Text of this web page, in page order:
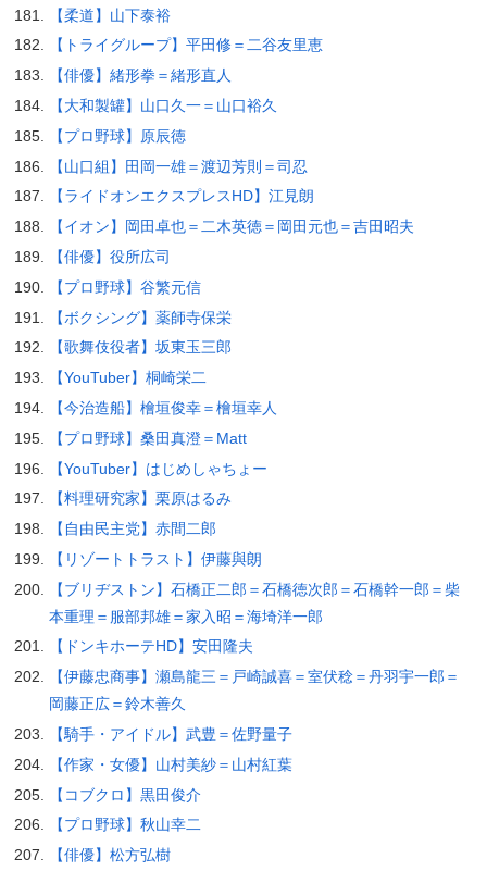
【柔道】山下泰裕
【トライグループ】平田修＝二谷友里恵
【俳優】緒形拳＝緒形直人
【大和製罐】山口久一＝山口裕久
【プロ野球】原辰徳
【山口組】田岡一雄＝渡辺芳則＝司忍
【ライドオンエクスプレスHD】江見朗
【イオン】岡田卓也＝二木英徳＝岡田元也＝吉田昭夫
【俳優】役所広司
【プロ野球】谷繁元信
【ボクシング】薬師寺保栄
【歌舞伎役者】坂東玉三郎
【YouTuber】桐崎栄二
【今治造船】檜垣俊幸＝檜垣幸人
【プロ野球】桑田真澄＝Matt
【YouTuber】はじめしゃちょー
【料理研究家】栗原はるみ
【自由民主党】赤間二郎
【リゾートトラスト】伊藤與朗
【ブリヂストン】石橋正二郎＝石橋徳次郎＝石橋幹一郎＝柴
本重理＝服部邦雄＝家入昭＝海埼洋一郎
【ドンキホーテHD】安田隆夫
【伊藤忠商事】瀬島龍三＝戸崎誠喜＝室伏稔＝丹羽宇一郎＝
岡藤正広＝鈴木善久
【騎手・アイドル】武豊＝佐野量子
【作家・女優】山村美紗＝山村紅葉
【コブクロ】黒田俊介
【プロ野球】秋山幸二
【俳優】松方弘樹